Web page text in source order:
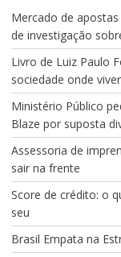
Mercado de
de investigação
Livro de Luiz Paulo
sociedade onde
Ministério Público
Blaze por suposta
Assessoria de
sair na frente
Score de crédito: o
seu
Brasil Empata na